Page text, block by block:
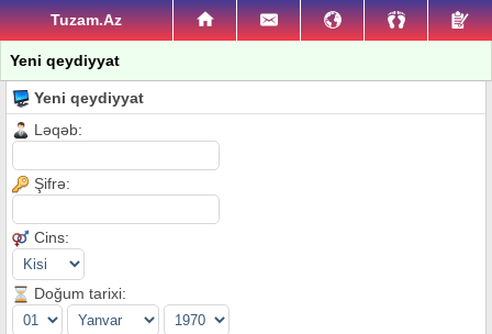
Tuzam.Az
Yeni qeydiyyat
Yeni qeydiyyat
Ləqəb:
Şifrə:
Cins:
Doğum tarixi: